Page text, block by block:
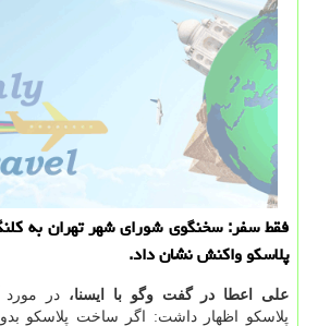
فقط سفر: سخنگوی شورای شهر تهران به
پلاسكو واكنش نشان داد.
علی اعطا در گفت وگو با ایسنا، در
پلاسكو اظهار داشت: اگر ساخت پلاسكو